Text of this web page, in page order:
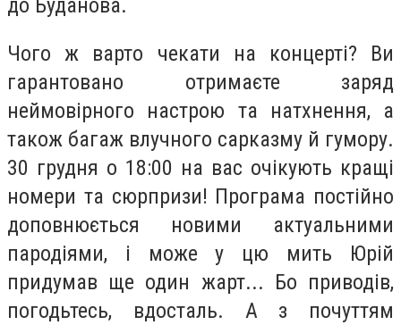
до Буданова.
Чого ж варто чекати на концерті? Ви
гарантовано отримаєте заряд
неймовірного настрою та натхнення, а
також багаж влучного сарказму й гумору.
30 грудня о 18:00 на вас очікують кращі
номери та сюрпризи! Програма постійно
доповнюється новими актуальними
пародіями, і може у цю мить Юрій
придумав ще один жарт... Бо приводів,
погодьтесь, вдосталь. А з почуттям